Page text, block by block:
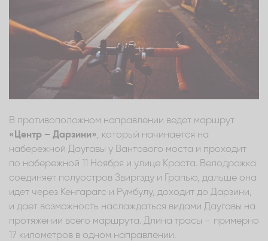
В противоположном направлении ведет маршрут
«Центр – Дарзини», который начинается на
набережной Даугавы у Вантового моста и проходит
по набережной 11 Ноября и улице Краста. Велодрожка
соединяет полуостров Звиргзду и Грапью, дальше она
идет через Кенгарагс и Румбулу, доходит до Дарзини,
и дает возможность наслаждаться видами Даугавы на
протяжении всего маршрута. Длина трасы – примерно
17 километров в одном направлении.